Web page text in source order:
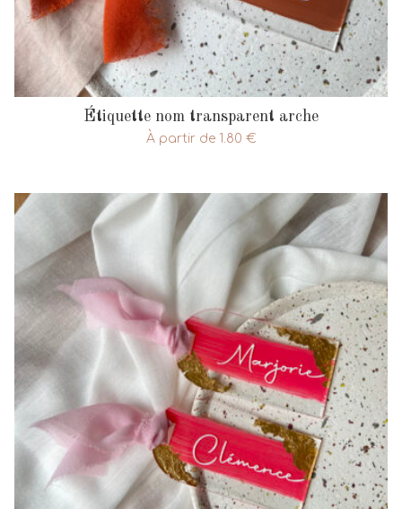
Étiquette nom transparent arche
À partir de 1.80 €